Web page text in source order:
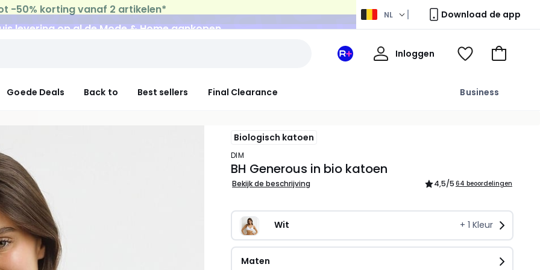
leveringop al de Mode & Home aankopen NL Download de app
Goede Deals Back to Best sellers Final Clearance Business
Mijn
Inloggen
Mijn
Kijk
Naar
Biologisch katoen
DIM
BH Generous in bio katoen
Bekijk de beschrijving 4,5/5 64 beoordelingen
Wit + 1 Kleur
Maten